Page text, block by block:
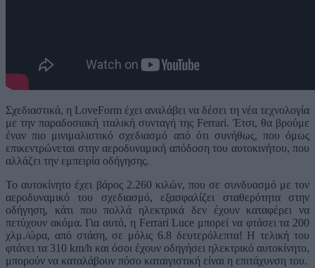
Σχεδιαστικά, η LoveForm έχει αναλάβει να δέσει τη νέα τεχνολογία
με την παραδοσιακή ιταλική συνταγή της Ferrari. Έτσι, θα βρούμε
έναν πιο μινιμαλιστικό σχεδιασμό από ότι συνήθως, που όμως
επικεντρώνεται στην αεροδυναμική απόδοση του αυτοκινήτου, που
αλλάζει την εμπειρία οδήγησης.
Το αυτοκίνητο έχει βάρος 2.260 κιλών, που σε συνδυασμό με τον
αεροδυναμικό του σχεδιασμό, εξασφαλίζει σταθερότητα στην
οδήγηση, κάτι που πολλά ηλεκτρικά δεν έχουν καταφέρει να
πετύχουν ακόμα. Για αυτό, η Ferrari Luce μπορεί να φτάσει τα 200
χλμ./ώρα, από στάση, σε μόλις 6.8 δευτερόλεπτα! Η τελική του
φτάνει τα 310 km/h και όσοι έχουν οδηγήσει ηλεκτρικό αυτοκίνητο,
μπορούν να καταλάβουν πόσο καταιγιστική είναι η επιτάχυνση του.